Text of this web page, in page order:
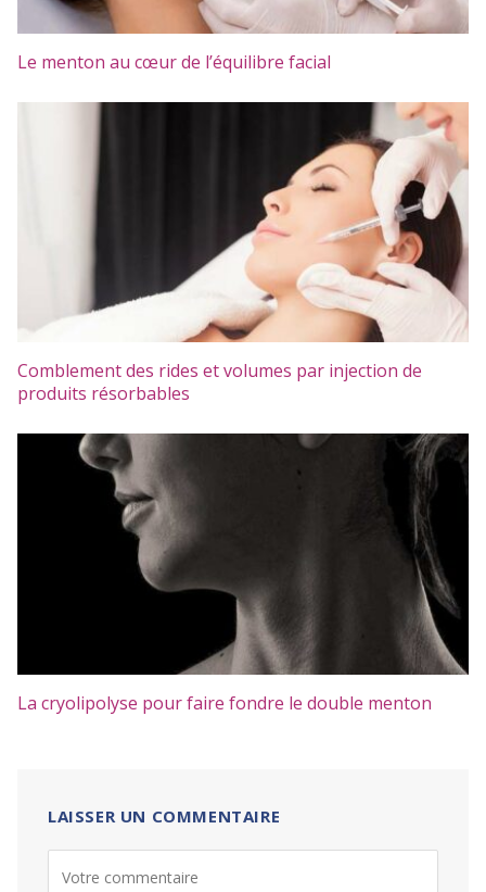
Le menton au cœur de l’équilibre facial
Comblement des rides et volumes par injection de
produits résorbables
La cryolipolyse pour faire fondre le double menton
LAISSER UN COMMENTAIRE